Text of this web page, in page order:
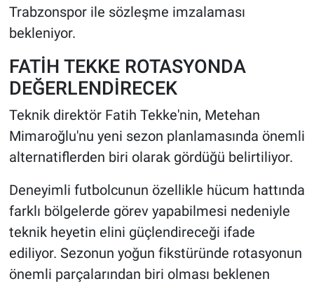
Trabzonspor ile sözleşme imzalaması
bekleniyor.
FATİH TEKKE ROTASYONDA
DEĞERLENDİRECEK
Teknik direktör Fatih Tekke'nin, Metehan
Mimaroğlu'nu yeni sezon planlamasında önemli
alternatiflerden biri olarak gördüğü belirtiliyor.
Deneyimli futbolcunun özellikle hücum hattında
farklı bölgelerde görev yapabilmesi nedeniyle
teknik heyetin elini güçlendireceği ifade
ediliyor. Sezonun yoğun fikstüründe rotasyonun
önemli parçalarından biri olması beklenen